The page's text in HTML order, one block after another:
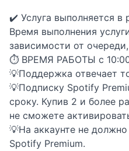
✔️ Услуга выполняется в
Время выполнения
зависимости от
⏱️ ВРЕМЯ РАБОТЫ с
💡Поддержка отвечает
💡Подписку Spotify
сроку. Купив 2 и более
не сможете
💡На аккаунте не
Spotify Premium.